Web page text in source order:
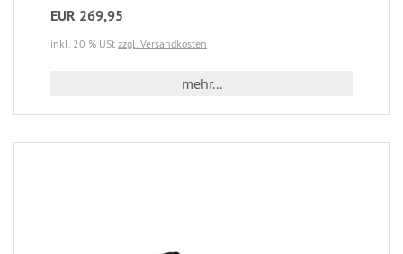
EUR 269,95
inkl. 20 % USt zzgl. Versandkosten
mehr...